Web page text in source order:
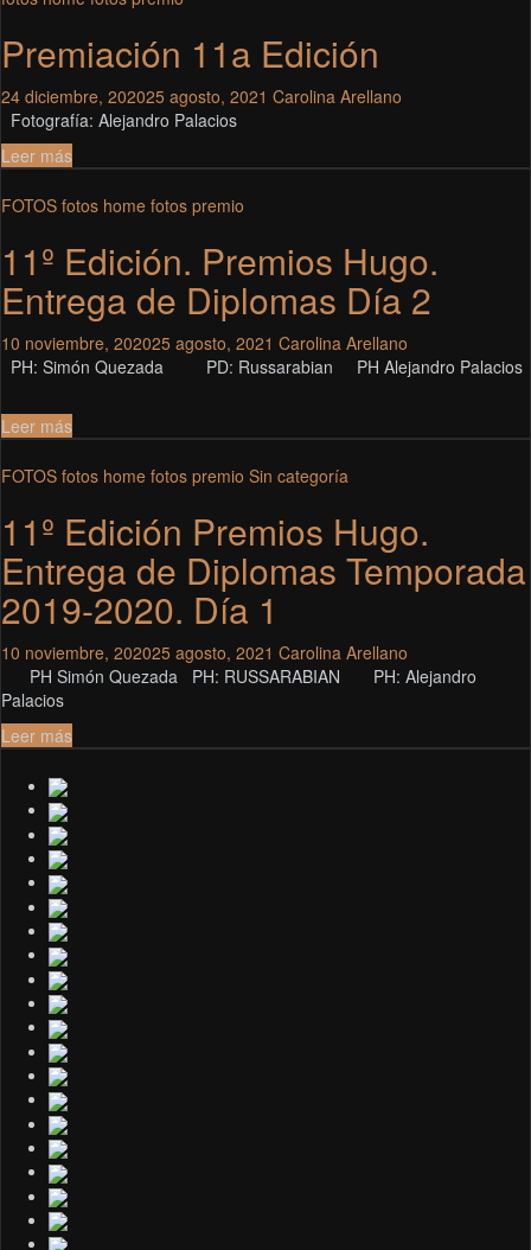
Premiación 11a Edición
24 diciembre, 202025 agosto, 2021 Carolina Arellano
Fotografía: Alejandro Palacios
Leer más
FOTOS fotos home fotos premio
11º Edición. Premios Hugo.
Entrega de Diplomas Día 2
10 noviembre, 202025 agosto, 2021 Carolina Arellano
PH: Simón Quezada PD: Russarabian PH Alejandro Palacios
Leer más
FOTOS fotos home fotos premio Sin categoría
11º Edición Premios Hugo.
Entrega de Diplomas Temporada
2019-2020. Día 1
10 noviembre, 202025 agosto, 2021 Carolina Arellano
PH Simón Quezada PH: RUSSARABIAN PH: Alejandro
Palacios
Leer más